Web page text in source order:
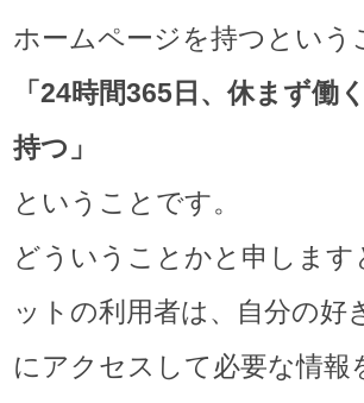
ホームページを持つという
「24時間365 日、休まず働
持つ 」
ということです。
どういうことかと申しま
ットの利用者は、自分の好
にアクセスして必要な情